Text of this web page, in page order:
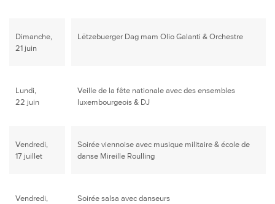
Dimanche,
21 juin
Lëtzebuerger Dag mam Olio Galanti & Orchestre
Lundi,
22 juin
Veille de la fête nationale avec des ensembles
luxembourgeois & DJ
Vendredi,
17 juillet
Soirée viennoise avec musique militaire & école de
danse Mireille Roulling
Vendredi,
Soirée salsa avec danseurs